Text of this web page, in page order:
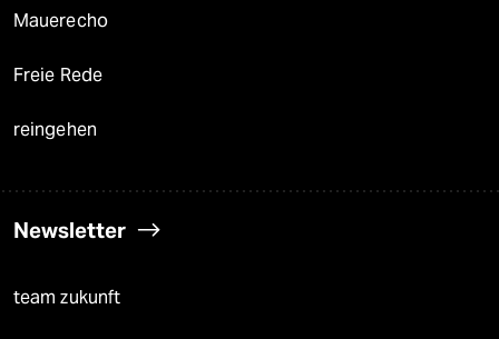
Mauerecho
Freie Rede
reingehen
Newsletter
team zukunft